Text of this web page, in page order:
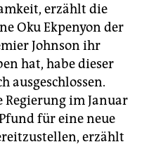
erzählt die
Oku Ekpenyon der
Johnson ihr
hat, habe dieser
ausgeschlossen.
Regierung im Januar
für eine neue
erzählt